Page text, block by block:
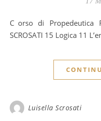
Corso di Propedeutica Filosofica a cura di LUISELLA
SCROSATI 15 Logica 11
Luisella Scrosati